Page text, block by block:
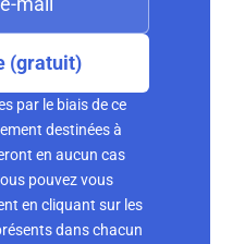
(gratuit)
par le biais de ce
destinées à
en aucun cas
pouvez vous
en cliquant sur les
dans chacun